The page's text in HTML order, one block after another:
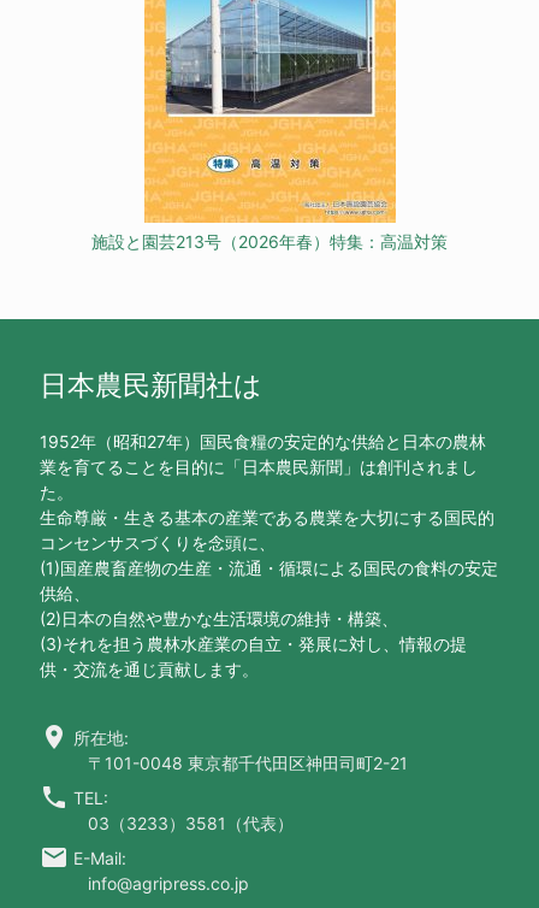
施設と園芸213号（2026年春）特集：高温対策
日本農民新聞社は
1952年（昭和27年）国民食糧の安定的な供給と日本の農林
業を育てることを目的に「日本農民新聞」は創刊されまし
た。
生命尊厳・生きる基本の産業である農業を大切にする国民的
コンセンサスづくりを念頭に、
(1)国産農畜産物の生産・流通・循環による国民の食料の安定
供給、
(2)日本の自然や豊かな生活環境の維持・構築、
(3)それを担う農林水産業の自立・発展に対し、情報の提
供・交流を通じ貢献します。
location_on 所在地:
〒101-0048 東京都千代田区神田司町2-21
call TEL:
03（3233）3581（代表）
email E-Mail:
info@agripress.co.jp